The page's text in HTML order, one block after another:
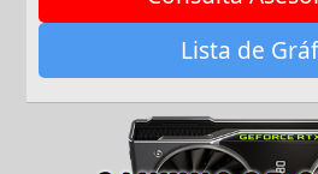
Lista de